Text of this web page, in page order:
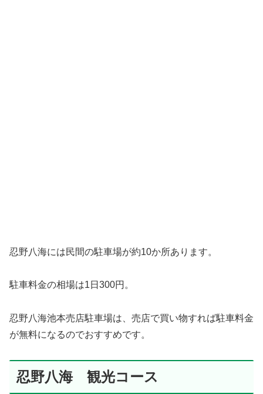
忍野八海には民間の駐車場が約10か所あります。
駐車料金の相場は1日300円。
忍野八海池本売店駐車場は、売店で買い物すれば駐車料金
が無料になるのでおすすめです。
忍野八海 観光コース